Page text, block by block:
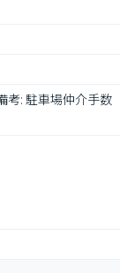
考: 駐車場仲介手数